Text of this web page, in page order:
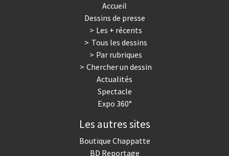
Accueil
Dessins de presse
Les + récents
Tous les dessins
Par rubriques
Chercher un dessin
Actualités
Spectacle
Expo 360°
Les autres sites
Boutique Chappatte
BD Reportage